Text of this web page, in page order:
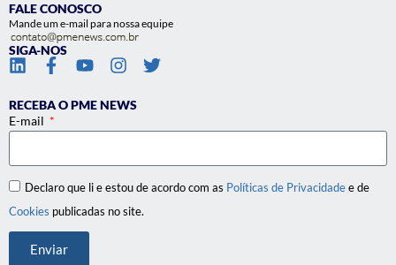
FALE CONOSCO
Mande um e-mail para nossa equipe
SIGA-NOS
RECEBA O PME NEWS
E-mail
Declaro que li e estou de acordo com as Políticas de Privacidadee de
Cookies publicadas no site.
Enviar